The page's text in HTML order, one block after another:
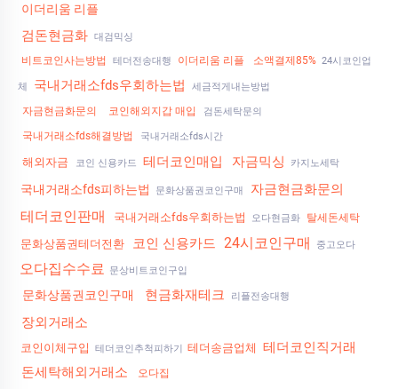
이더리움 리플
검돈현금화 대검믹싱
비트코인사는방법 테더전송대행 이더리움 리플 소액결제85% 24시코인업
체 국내거래소fds우회하는법 세금적게내는방법
자금현금화문의 코인해외지갑 매입 검돈세탁문의
국내거래소fds해결방법 국내거래소fds시간
해외자금 코인 신용카드 테더코인매입 자금믹싱 카지노세탁
국내거래소fds피하는법 문화상품권코인구매 자금현금화문의
테더코인판매 국내거래소fds우회하는법 오다현금화 탈세돈세탁
문화상품권테더전환 코인 신용카드 24시코인구매 중고오다
오다집수수료 문상비트코인구입
문화상품권코인구매 현금화재테크 리플전송대행
장외거래소
코인이체구입 테더코인추척피하기 테더송금업체 테더코인직거래
돈세탁해외거래소
오다집